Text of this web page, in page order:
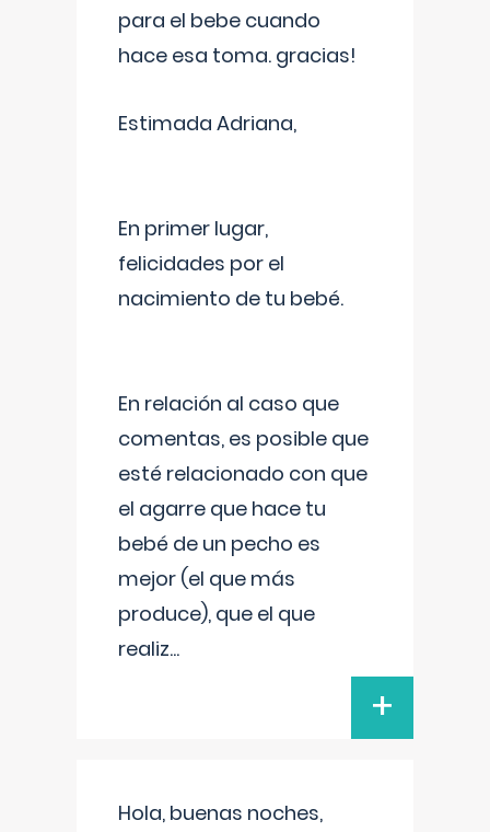
para el bebe cuando
hace esa toma. gracias!
Estimada Adriana,
En primer lugar,
felicidades por el
nacimiento de tu bebé.
En relación al caso que
comentas, es posible que
esté relacionado con que
el agarre que hace tu
bebé de un pecho es
mejor (el que más
produce), que el que
realiz...
+
Hola, buenas noches,